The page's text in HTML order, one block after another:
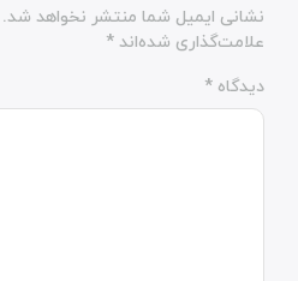
نشانی ایمیل شما منتشر نخواهد شد.
علامت‌گذاری شده‌اند *
دیدگاه *